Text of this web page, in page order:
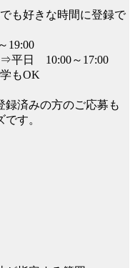
も好きな時間に登録で
19:00
⇒平日 10:00～17:00
もOK
録済みの方のご応募も
す。